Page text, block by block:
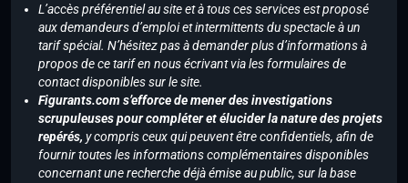
L’accès préférentiel au site et à tous ces services est proposé
aux demandeurs d’emploi et intermittents du spectacle à un
tarif spécial. N’hésitez pas à demander plus d’informations à
propos de ce tarif en nous écrivant via les formulaires de
contact disponibles sur le site.
Figurants.com s’efforce de mener des investigations
scrupuleuses pour compléter et élucider la nature des projets
repérés, y compris ceux qui peuvent être confidentiels, afin de
fournir toutes les informations complémentaires disponibles
concernant une recherche déjà émise au public, sur la base